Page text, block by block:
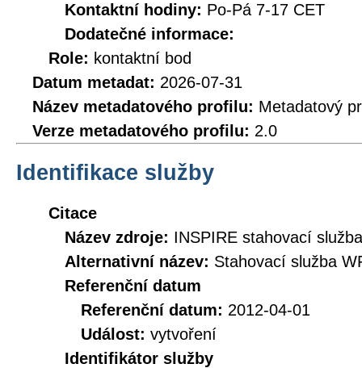
Kontaktní hodiny: Po-Pá 7-17 CET
Dodatečné informace:
Role: kontaktní bod
Datum metadat: 2026-07-31
Název metadatového profilu: Metadatový
Verze metadatového profilu: 2.0
Identifikace služby
Citace
Název zdroje: INSPIRE stahovací
Alternativní název: Stahovací služba
Referenční datum
Referenční datum: 2012-04-01
Událost: vytvoření
Identifikátor služby